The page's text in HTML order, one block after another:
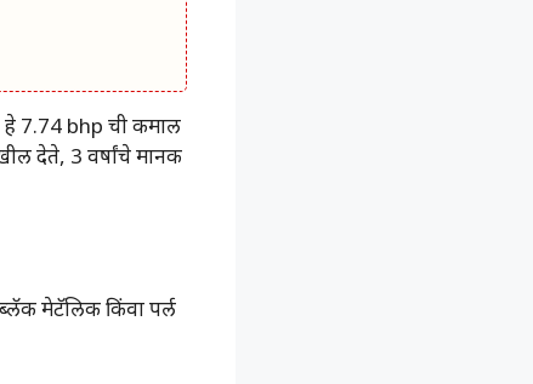
हे 7.74 bhp ची कमाल
देते, 3 वर्षांचे मानक
मेटॅलिक किंवा पर्ल